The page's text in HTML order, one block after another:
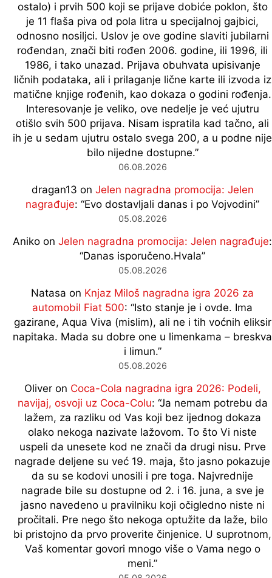
ostalo) i prvih 500 koji se prijave dobiće poklon, što
je 11 flaša piva od pola litra u specijalnoj gajbici,
odnosno nosiljci. Uslov je ove godine slaviti jubilarni
rođendan, znači biti rođen 2006. godine, ili 1996, ili
1986, i tako unazad. Prijava obuhvata upisivanje
ličnih podataka, ali i prilaganje lične karte ili izvoda iz
matične knjige rođenih, kao dokaza o godini rođenja.
Interesovanje je veliko, ove nedelje je već ujutru
otišlo svih 500 prijava. Nisam ispratila kad tačno, ali
ih je u sedam ujutru ostalo svega 200, a u podne nije
bilo nijedne dostupne.”
06.08.2026
dragan13 on Jelen nagradna promocija: Jelen
nagrađuje: “Evo dostavljali danas i po Vojvodini”
05.08.2026
Aniko on Jelen nagradna promocija: Jelen nagrađuje:
“Danas isporučeno.Hvala”
05.08.2026
Natasa on Knjaz Miloš nagradna igra 2026 za
automobil Fiat 500: “Isto stanje je i ovde. Ima
gazirane, Aqua Viva (mislim), ali ne i tih voćnih eliksir
napitaka. Mada su dobre one u limenkama – breskva
i limun.”
05.08.2026
Oliveron Coca-Cola nagradna igra 2026: Podeli,
navijaj, osvoji uz Coca-Colu: “Ja nemam potrebu da
lažem, za razliku od Vas koji bez ijednog dokaza
olako nekoga nazivate lažovom. To što Vi niste
uspeli da unesete kod ne znači da drugi nisu. Prve
nagrade deljene su već 19. maja, što jasno pokazuje
da su se kodovi unosili i pre toga. Najvrednije
nagrade bile su dostupne od 2. i 16. juna, a sve je
jasno navedeno u pravilniku koji očigledno niste ni
pročitali. Pre nego što nekoga optužite da laže, bilo
bi pristojno da prvo proverite činjenice. U suprotnom,
Vaš komentar govori mnogo više o Vama nego o
meni.”